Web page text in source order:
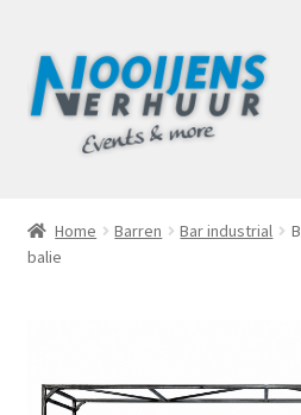
door
naar
navigatie
naar
de
Afhaalbox Tilburg
Totaal Concept Voor Je
Home Barren Bar industrial
balie